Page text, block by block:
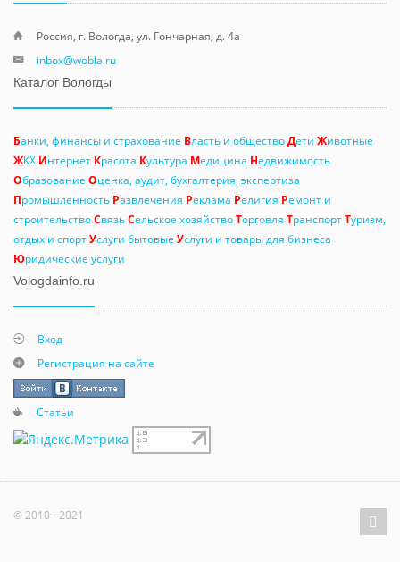
Россия, г. Вологда, ул. Гончарная, д. 4а
inbox@wobla.ru
Каталог Вологды
Банки, финансы и страхование Власть и обществоДети Животные
ЖКХ Интернет Красота Культура Медицина Недвижимость
Образование Оценка, аудит, бухгалтерия, экспертиза
Промышленность Развлечения Реклама Религия Ремонт и
строительствоСвязьСельское хозяйствоТорговля ТранспортТуризм,
отдых и спортУслуги бытовые Услуги и товары для бизнеса
Юридические услуги
Vologdainfo.ru
Вход
Регистрация на сайте
Статьи
© 2010 - 2021